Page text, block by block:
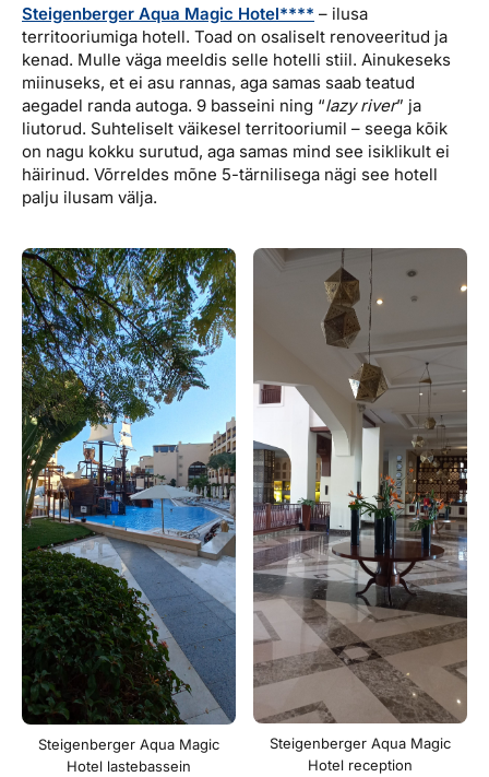
Steigenberger Aqua Magic Hotel**** – ilusa
territooriumiga hotell. Toad on osaliselt renoveeritud ja
kenad. Mulle väga meeldis selle hotelli stiil. Ainukeseks
miinuseks, et ei asu rannas, aga samas saab teatud
aegadel randa autoga. 9 basseini ning “lazy river” ja
liutorud. Suhteliselt väikesel territooriumil – seega kõik
on nagu kokku surutud, aga samas mind see isiklikult ei
häirinud. Võrreldes mõne 5-tärnilisega nägi see hotell
palju ilusam välja.
Steigenberger Aqua Magic
Hotel lastebassein
Steigenberger Aqua Magic
Hotel reception